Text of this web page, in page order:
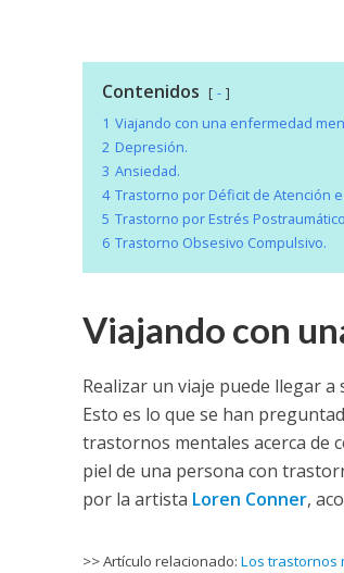
Contenidos
-
1 Viajando con una enfermedad
2 Depresión.
3 Ansiedad.
4 Trastorno por Déficit de Atención e
5 Trastorno por Estrés
6 Trastorno Obsesivo Compulsivo.
Viajando con
Realizar un viaje puede llegar
Esto es lo que se han
trastornos mentales acerca de
piel de una persona con
por la artista Loren Conner,
>> Artículo relacionado: Los trastornos